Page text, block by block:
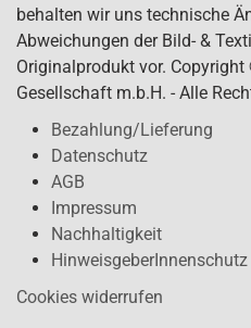
behalten wir uns technische
Abweichungen der Bild- &
Originalprodukt vor.
Gesellschaft m.b.H. - Alle
Bezahlung/Lieferung
Datenschutz
AGB
Impressum
Nachhaltigkeit
HinweisgeberInnenschutz
Cookies widerrufen